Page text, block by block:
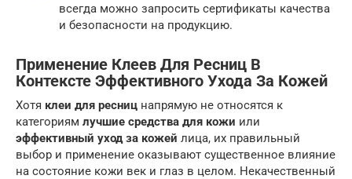
всегда можно запросить сертификаты качества
и безопасности на продукцию.
Применение Клеев Для Ресниц В
Контексте Эффективного Ухода За Кожей
Хотя клеи для ресниц напрямую не относятся к
категориям лучшие средства для кожи или
эффективный уход за кожей лица, их правильный
выбор и применение оказывают существенное влияние
на состояние кожи век и глаз в целом. Некачественный